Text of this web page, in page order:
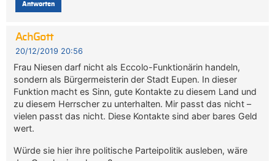
Antworten
AchGott
20/12/2019 20:56
Frau Niesen darf nicht als Eccolo-Funktionärin handeln,
sondern als Bürgermeisterin der Stadt Eupen. In dieser
Funktion macht es Sinn, gute Kontakte zu diesem Land und
zu diesem Herrscher zu unterhalten. Mir passt das nicht –
vielen passt das nicht. Diese Kontakte sind aber bares Geld
wert.
Würde sie hier ihre politische Parteipolitik ausleben, wäre